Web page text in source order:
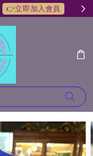
👉立即加入會員